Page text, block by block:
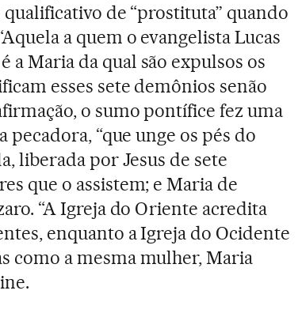
de “prostituta” quando
a quem o evangelista Lucas
a Maria da qual são expulsos os
esses sete demônios senão
o sumo pontífice fez uma
pecadora, “que unge os pés do
liberada por Jesus de sete
que o assistem; e Maria de
“A Igreja do Oriente acredita
enquanto a Igreja do Ocidente
como a mesma mulher, Maria